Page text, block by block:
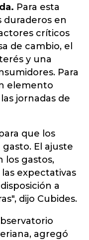
Para esta
duraderos en
críticos
de cambio, el
y una
Para
elemento
jornadas de
que los
El ajuste
los gastos,
expectativas
a
dijo Cubides.
agregó